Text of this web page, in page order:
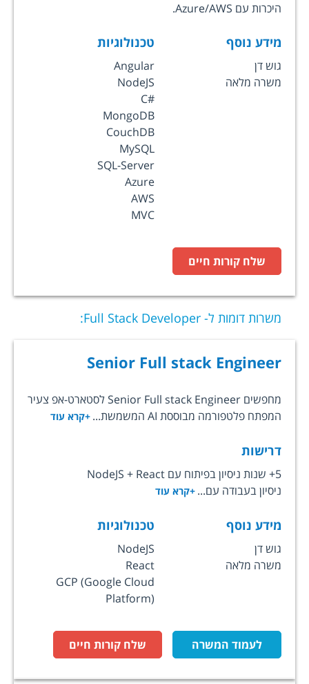
היכרות עם Azure/AWS.
מידע נוסף
גוש דן
משרה מלאה
טכנולוגיות
Angular
NodeJS
C#
MongoDB
CouchDB
MySQL
SQL-Server
Azure
AWS
MVC
שלח קורות חיים
משרות דומות ל- Full Stack Developer
:
Senior Full stack Engineer
מחפשים Senior Full stack Engineer לסטארט-אפ צעיר
המפתח פלטפורמה מבוססת AI המשמשת...
+קרא עוד
דרישות
5+ שנות ניסיון בפיתוח עם NodeJS + React
ניסיון בעבודה עם... +קרא עוד
מידע נוסף
גוש דן
משרה מלאה
טכנולוגיות
NodeJS
React
GCP (Google Cloud
Platform)
לעמוד המשרה שלח קורות חיים